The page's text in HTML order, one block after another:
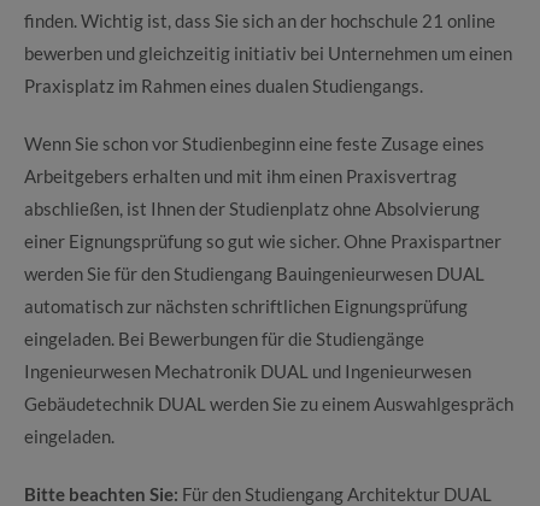
finden. Wichtig ist, dass Sie sich an der hochschule 21 online
bewerben und gleichzeitig initiativ bei Unternehmen um einen
Praxisplatz im Rahmen eines dualen Studiengangs.
Wenn Sie schon vor Studienbeginn eine feste Zusage eines
Arbeitgebers erhalten und mit ihm einen Praxisvertrag
abschließen, ist Ihnen der Studienplatz ohne Absolvierung
einer Eignungsprüfung so gut wie sicher. Ohne Praxispartner
werden Sie für den Studiengang Bauingenieurwesen DUAL
automatisch zur nächsten schriftlichen Eignungsprüfung
eingeladen. Bei Bewerbungen für die Studiengänge
Ingenieurwesen Mechatronik DUAL und Ingenieurwesen
Gebäudetechnik DUAL werden Sie zu einem Auswahlgespräch
eingeladen.
Bitte beachten Sie: Für den Studiengang Architektur DUAL